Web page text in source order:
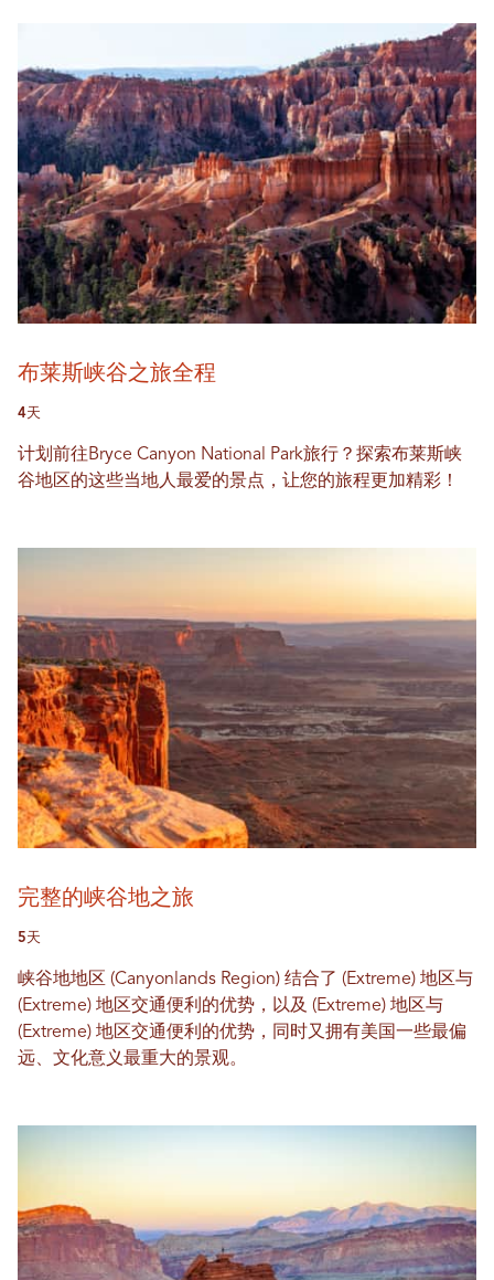
布莱斯峡谷之旅全程
4天
计划前往Bryce Canyon National Park旅行？探索布莱斯峡
谷地区的这些当地人最爱的景点，让您的旅程更加精彩！
完整的峡谷地之旅
5天
峡谷地地区 (Canyonlands Region) 结合了 (Extreme) 地区与
(Extreme) 地区交通便利的优势，以及 (Extreme) 地区与
(Extreme) 地区交通便利的优势，同时又拥有美国一些最偏
远、文化意义最重大的景观。